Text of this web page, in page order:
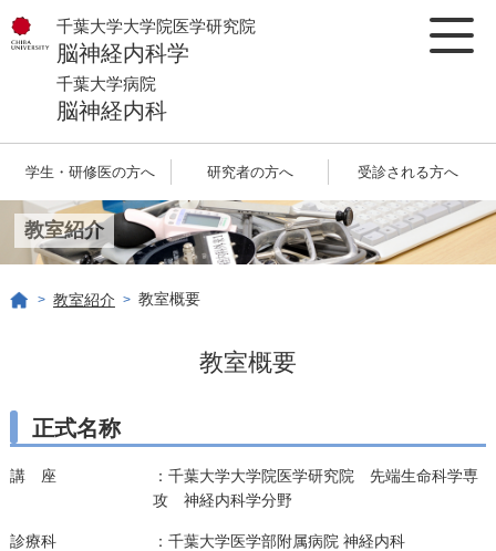
千葉大学大学院医学研究院
脳神経内科学
千葉大学病院
脳神経内科
学生・研修医の方へ 研究者の方へ 受診される方へ
教室紹介
> 教室紹介 > 教室概要
教室概要
正式名称
講 座
：千葉大学大学院医学研究院 先端生命科学専
攻 神経内科学分野
診療科
：千葉大学医学部附属病院 神経内科